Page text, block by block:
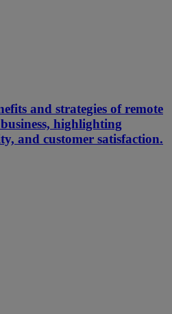
and strategies of remote
highlighting
and customer satisfaction.